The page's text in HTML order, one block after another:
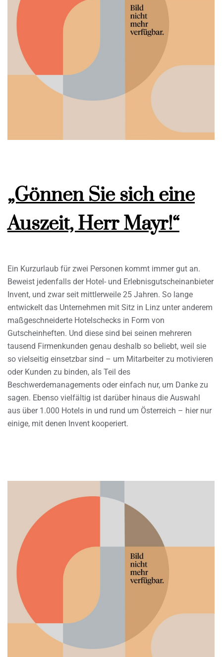
„Gönnen Sie sich eine
Auszeit, Herr Mayr!“
Ein Kurzurlaub für zwei Personen kommt immer gut an.
Beweist jedenfalls der Hotel- und Erlebnisgutscheinanbieter
Invent, und zwar seit mittlerweile 25 Jahren. So lange
entwickelt das Unternehmen mit Sitz in Linz unter anderem
maßgeschneiderte Hotelschecks in Form von
Gutscheinheften. Und diese sind bei seinen mehreren
tausend Firmenkunden genau deshalb so beliebt, weil sie
so vielseitig einsetzbar sind – um Mitarbeiter zu motivieren
oder Kunden zu binden, als Teil des
Beschwerdemanagements oder einfach nur, um Danke zu
sagen. Ebenso vielfältig ist darüber hinaus die Auswahl
aus über 1.000 Hotels in und rund um Österreich – hier nur
einige, mit denen Invent kooperiert.